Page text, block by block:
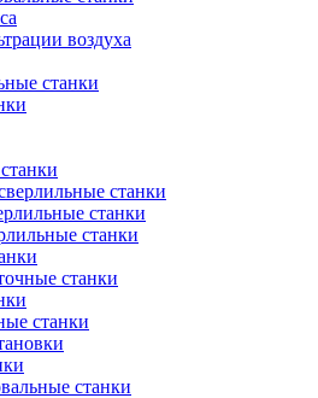
воздуха
станки
станки
станки
станки
станки
станки
станки